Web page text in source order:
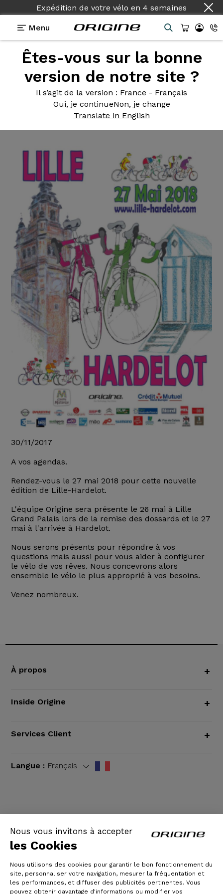
Nous vous invitons à accepter
les Cookies
Nous utilisons des cookies pour garantir le bon fonctionnement du
site, personnaliser votre navigation, mesurer la fréquentation et
les performances, et diffuser des publicités pertinentes. Vous
pouvez obtenir davantage d'informations ou modifier vos
Expédition de votre vélo en 4 semaines
Menu
Êtes-vous sur la bonne
version de notre site ?
Il s’agit de la version : France - Français
Oui, je continueNon, je change
Translate in English
Actualités Origine>Origine Partenaire Officiel de
Origine PartenaireOfficiel de
Lille-Hardelot 2018
30/11/2017
A vos agendas.
Rendez-vous le 27 mai 2018 pour cette nouvelle
édition de Lille-Hardelot.
L'équipe Origine sera présente le 26 mai à Lille
Grand Palais lors de la remise des dossards et le 27
mai à l'arrivée à Hardelot.
Nous serons présents pour répondre à vos
questions mais aussi pour vous aider à configurer
le vélo de vos rêves. Nous concevrons alors
ensemble le vélo le plus approprié à vos besoins.
Venez nombreux.
À propos +
Inside Origine +
Services Client +
Langue : Français